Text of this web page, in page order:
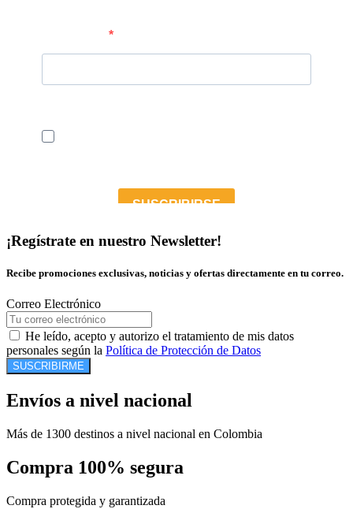
¡Regístrate en nuestro Newsletter!
Recibe promociones exclusivas, noticias y ofertas directamente en tu correo.
Correo Electrónico
He leído, acepto y autorizo el tratamiento de mis datos
personales según la Política de Protección de Datos
SUSCRIBIRME
Envíos a nivel nacional
Más de 1300 destinos a nivel nacional en Colombia
Compra 100% segura
Compra protegida y garantizada